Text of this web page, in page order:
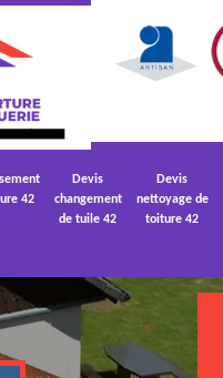
42
Devis
changement
de tuile 42
Devis
nettoyage de
toiture 42